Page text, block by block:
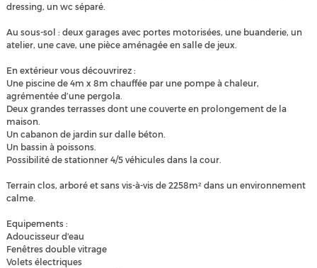
dressing, un wc séparé.
Au sous-sol : deux garages avec portes motorisées, une buanderie, un
atelier, une cave, une pièce aménagée en salle de jeux.
En extérieur vous découvrirez :
Une piscine de 4m x 8m chauffée par une pompe à chaleur,
agrémentée d’une pergola.
Deux grandes terrasses dont une couverte en prolongement de la
maison.
Un cabanon de jardin sur dalle béton.
Un bassin à poissons.
Possibilité de stationner 4/5 véhicules dans la cour.
Terrain clos, arboré et sans vis-à-vis de 2258m² dans un environnement
calme.
Equipements :
Adoucisseur d'eau
Fenêtres double vitrage
Volets électriques